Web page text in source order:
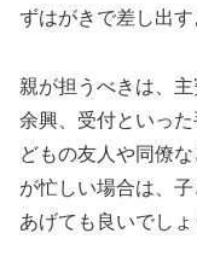
ずはがきで差し出す
親が担うべきは、
余興、受付といっ
どもの友人や同僚
が忙しい場合は、
あげても良いでしょ